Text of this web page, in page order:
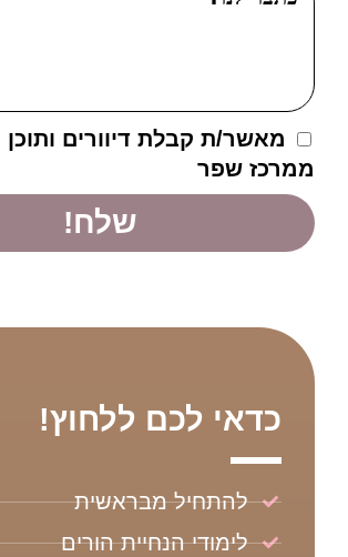
מאשר/ת קבלת דיוורים ותוכן
ממרכז שפר
שלח!
כדאי לכם ללחוץ!
להתחיל מבראשית
לימודי הנחיית הורים